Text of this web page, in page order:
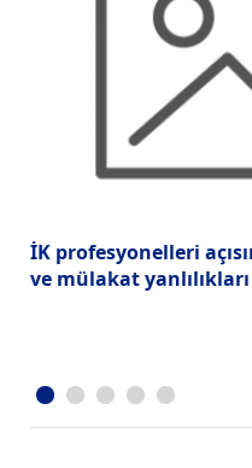
İK profesyonelleri
ve mülakat yanlılıkları